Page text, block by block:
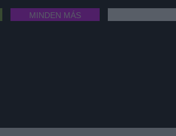
MINDEN MÁS